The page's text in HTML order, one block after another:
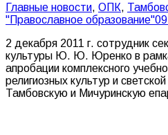
Главные новости, ОПК,
"Православное образование"
2 декабря 2011 г. сотрудник
культуры Ю. Ю. Юренко в
апробации комплексного
религиозных культур и
Тамбовскую и Мичуринскую